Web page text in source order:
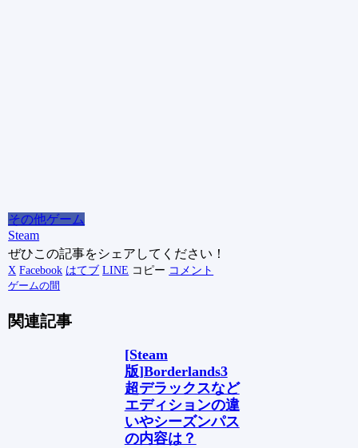
その他ゲーム
Steam
ぜひこの記事をシェアしてください！
X Facebook はてブ LINE コピー コメント
ゲームの間
関連記事
[Steam
版]Borderlands3
超デラックスなど
エディションの違
いやシーズンパス
の内容は？